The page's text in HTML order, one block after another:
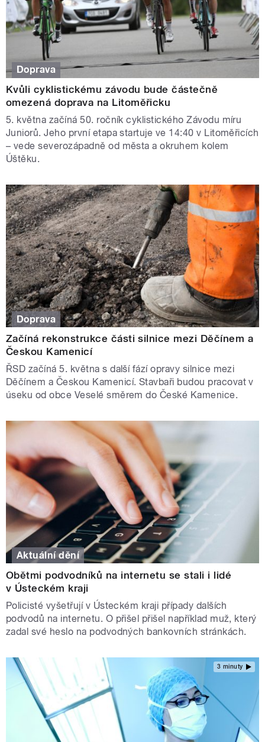
Doprava
Kvůli cyklistickému závodu bude částečně
omezená doprava na Litoměřicku
5. května začíná 50. ročník cyklistického Závodu míru
Juniorů. Jeho první etapa startuje ve 14:40 v Litoměřicích
– vede severozápadně od města a okruhem kolem
Úštěku.
Doprava
Začíná rekonstrukce části silnice mezi Děčínem a
Českou Kamenicí
ŘSD začíná 5. května s další fází opravy silnice mezi
Děčínem a Českou Kamenicí. Stavbaři budou pracovat v
úseku od obce Veselé směrem do České Kamenice.
Aktuální dění
Obětmi podvodníků na internetu se stali i lidé
v Ústeckém kraji
Policisté vyšetřují v Ústeckém kraji případy dalších
podvodů na internetu. O přišel přišel například muž, který
zadal své heslo na podvodných bankovních stránkách.
3 minuty